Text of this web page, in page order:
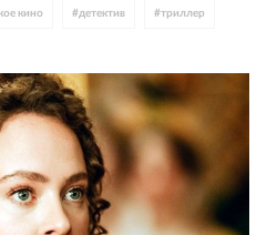
кино # детектив #триллер
#Даниил Страхов